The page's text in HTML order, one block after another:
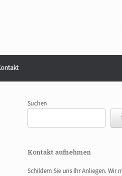
Suchen
Kontakt aufnehmen
Schildern Sie uns Ihr Anliegen. Wir